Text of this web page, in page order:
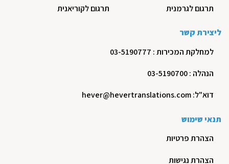
תרגום לגרמנית תרגום לקוריאנית
ליצירת קשר
למחלקת המכירות : 03-5190777
הנהלה : 03-5190700
דוא"ל: hever@hevertranslations.com
תנאי שימוש
הצהרת פרטיות
הצהרת נגישות